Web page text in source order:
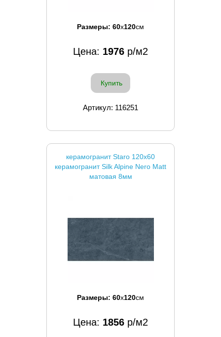
Размеры: 60x120см
Цена: 1976 р/м2
Купить
Артикул: 116251
керамогранит Staro 120x60
керамогранит Silk Alpine Nero Matt
матовая 8мм
Размеры: 60x120см
Цена: 1856 р/м2